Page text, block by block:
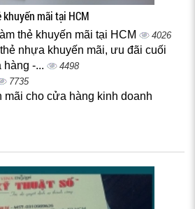
mãi tại HCM
thẻ khuyến mãi tại HCM 4026
nhựa khuyến mãi, ưu đãi cuối
hàng -...
4498
7735
mãi cho cửa hàng kinh doanh